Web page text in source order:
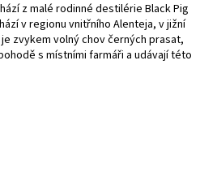
z malé rodinné destilérie Black Pig
v regionu vnitřního Alenteja, v jižní
zvykem volný chov černých prasat,
s místními farmáři a udávají této